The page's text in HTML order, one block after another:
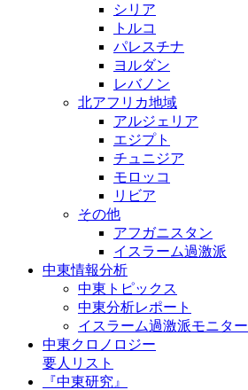
シリア
トルコ
パレスチナ
ヨルダン
レバノン
北アフリカ地域
アルジェリア
エジプト
チュニジア
モロッコ
リビア
その他
アフガニスタン
イスラーム過激派
中東情報分析
中東トピックス
中東分析レポート
イスラーム過激派モニター
中東クロノロジー
要人リスト
『中東研究』